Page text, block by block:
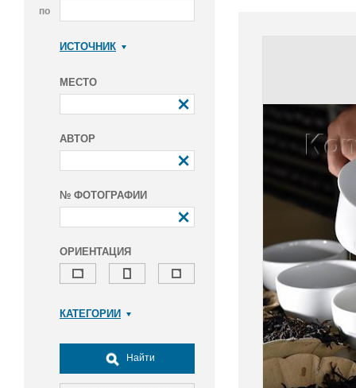
по
ИСТОЧНИК
МЕСТО
АВТОР
№ ФОТОГРАФИИ
ОРИЕНТАЦИЯ
КАТЕГОРИИ
Досуг, туризм и отдых
Культура
Найти